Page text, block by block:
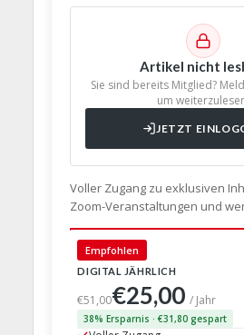
Artikel nicht
Sie sind bereits Mitglied?
um
JETZT
Voller Zugang zu exklusiven
Zoom-Veranstaltungen und
Empfohlen
DIGITAL JÄHRLICH
€51,00€25,00/ Jahr
38% Ersparnis · €31,80 gespart